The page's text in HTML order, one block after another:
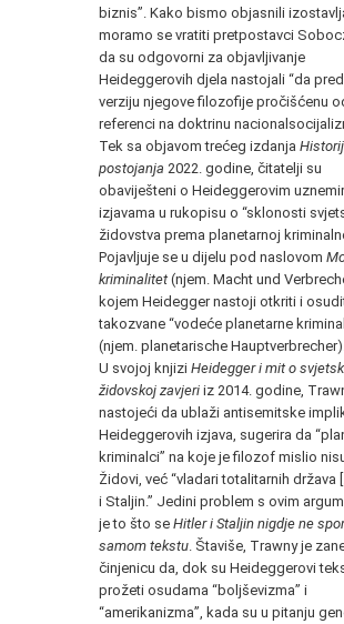
biznis”. Kako bismo objasnili
moramo se vratiti pretpostavci
da su odgovorni za objavljivanje
Heideggerovih djela nastojali “da
verziju njegove filozofije pročišćenu
referenci na doktrinu
Tek sa objavom trećeg izdanja
postojanja 2022. godine, čitatelji su
obaviješteni o Heideggerovim
izjavama u rukopisu o “sklonosti
židovstva prema planetarnoj
Pojavljuje se u dijelu pod naslovom
kriminalitet (njem. Macht und
kojem Heidegger nastoji otkriti i
takozvane “vodeće planetarne
(njem. planetarische Hauptverbrecher).
U svojoj knjizi Heidegger i mit o
židovskoj zavjeri iz 2014. godine,
nastojeći da ublaži antisemitske
Heideggerovih izjava, sugerira da
kriminalci” na koje je filozof mislio
Židovi, već “vladari totalitarnih država
i Staljin.” Jedini problem s ovim
je to što se Hitler i Staljin nigdje ne
samom tekstu . Štaviše, Trawny je
činjenicu da, dok su Heideggerovi
prožeti osudama “boljševizma” i
“amerikanizma”, kada su u pitanju